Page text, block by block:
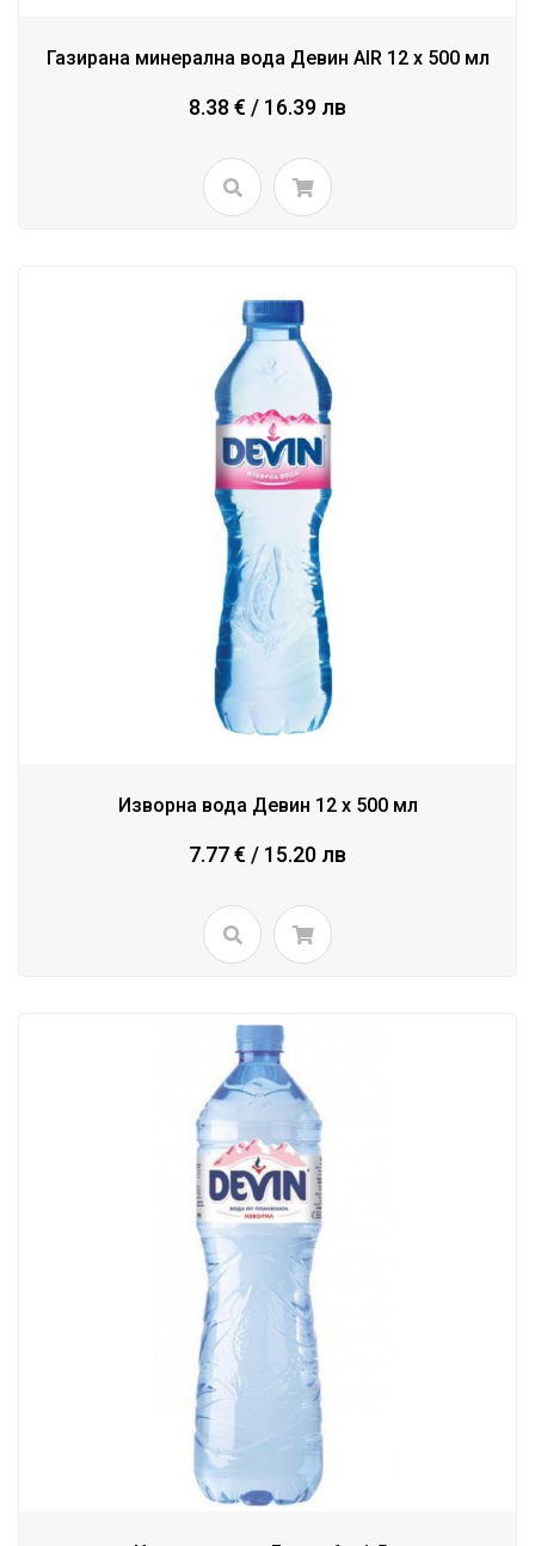
Газирана минерална вода Девин AIR 12 x 500 мл
8.38 € / 16.39 лв
Изворна вода Девин 12 x 500 мл
7.77 € / 15.20 лв